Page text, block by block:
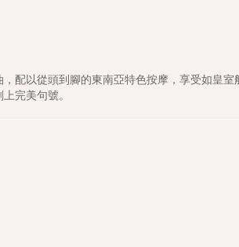
配以從頭到腳的東南亞特色按摩，享受如皇
完美句號。